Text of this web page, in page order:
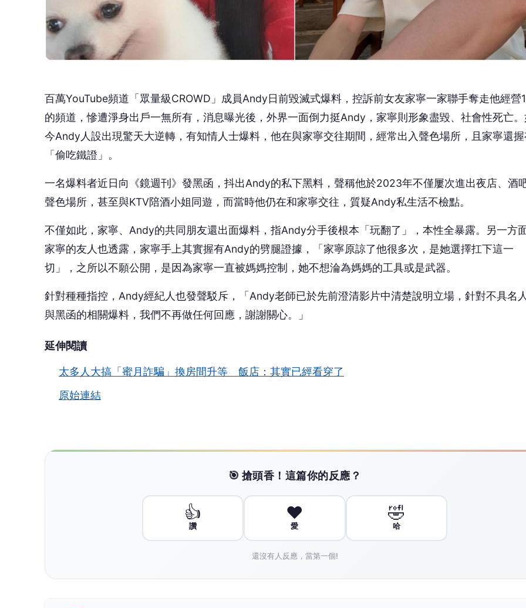
百萬YouTube頻道「眾量級CROWD」成員Andy日前毀滅式爆料，控訴前女友家寧一家聯手奪走他經營
的頻道，慘遭淨身出戶一無所有，消息曝光後，外界一面倒力挺Andy，家寧則形象盡毀、社會性死亡。
今Andy人設出現驚天大逆轉，有知情人士爆料，他在與家寧交往期間，經常出入聲色場所，且家寧還
「偷吃鐵證」。
一名爆料者近日向《鏡週刊》發黑函，抖出Andy的私下黑料，聲稱他於2023年不僅屢次進出夜店、酒
聲色場所，甚至與KTV陪酒小姐同遊，而當時他仍在和家寧交往，質疑Andy私生活不檢點。
不僅如此，家寧、Andy的共同朋友還出面爆料，指Andy分手後根本「玩翻了」，本性全暴露。另一方
家寧的友人也透露，家寧手上其實握有Andy的劈腿證據，「家寧原諒了他很多次，是她選擇扛下這一
切」，之所以不願公開，是因為家寧一直被媽媽控制，她不想淪為媽媽的工具或是武器。
針對種種指控，Andy經紀人也發聲駁斥，「Andy老師已於先前澄清影片中清楚說明立場，針對不具名
與黑函的相關爆料，我們不再做任何回應，謝謝關心。」
延伸閱讀
太多人大搞「蜜月詐騙」換房間升等 飯店：其實已經看穿了
原始連結
🎯 搶頭香！這篇你的反應？
👍
讚
❤️
愛
🤣
哈
還沒有人反應，當第一個!